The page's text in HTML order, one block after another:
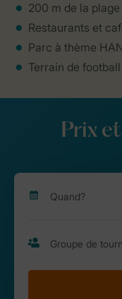
200 m de la
Restaurants et
Parc à thème
Terrain de football
Prix